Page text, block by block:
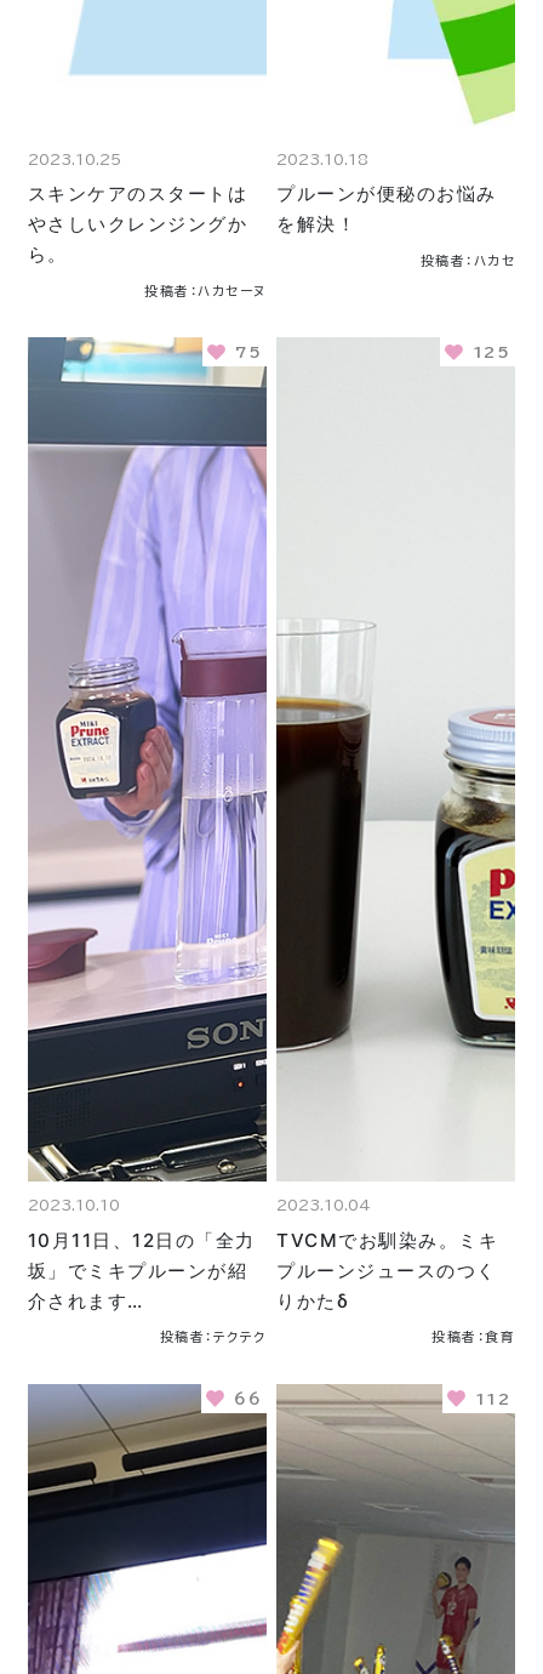
2023.10.25
スキンケアのスタートは
やさしいクレンジングか
ら。
投稿者：ハカセーヌ
2023.10.18
プルーンが便秘のお悩み
を解決！
投稿者：ハカセ
75
2023.10.10
10月11日、12日の「全力
坂」でミキプルーンが紹
介されます…
投稿者：テクテク
125
2023.10.04
TVCMでお馴染み。ミキ
プルーンジュースのつく
りかたδ
投稿者：食育
66 112